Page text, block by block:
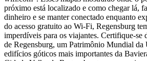
próximo está localizado e como chegar lá,
dinheiro e se manter conectado enquanto
do acesso gratuito ao Wi-Fi, Regensburg
imperdíveis para os viajantes. Certifique-se
de Regensburg, um Patrimônio Mundial
edifícios góticos mais importantes da